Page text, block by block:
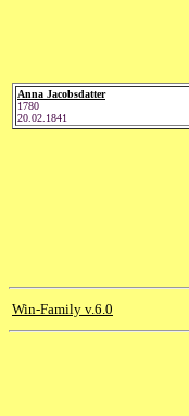
Anna Jacobsdatter
1780
20.02.1841
Win-Family v.6.0